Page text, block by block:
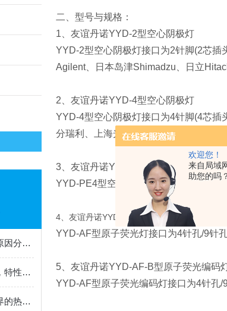
欢迎您！
来自局域
助您的吗
原子荧光空心阴极灯故障原因分析和处理
一文读懂原子吸收石墨管，特性、用途与使用规范
纵向加热石墨锥：微观世界的热力学奇观
二、型号与规格：
1、友谊丹诺YYD-2型空心阴极灯
YYD-2型空心阴极灯接口为2针脚(2芯插
Agilent、日本岛津Shimadzu、日立
2、友谊丹诺YYD-4型空心阴极灯
YYD-4型空心阴极灯接口为4针脚(4芯插
分瑞利、上海光谱、上海仪电、上海美
3、友谊丹诺YYD-PE型空心阴极灯
YYD-PE4型空心阴极灯接口为 4针脚(4
4、友谊丹诺YYD-AF 型原子荧光灯
YYD-AF型原子荧光灯接口为4针孔/9针
5、友谊丹诺YYD-AF-B型原子荧光编码
YYD-AF型原子荧光编码灯接口为4针孔/